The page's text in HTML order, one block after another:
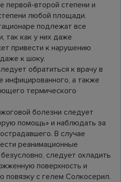
первой-второй степени и
любой площади.
подлежат все
так как у них даже
привести к нарушению
к шоку.
обратиться к врачу в
инфицированного, а также
термического
болезни следует
помощь» и наблюдать за
В случае
реанимационные
следует охладить
поверхность и
повязку с гелем Солкосерил.